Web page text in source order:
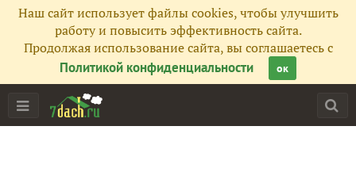
Наш сайт использует файлы cookies, чтобы улучшить
работу и повысить эффективность сайта.
Продолжая использование сайта, вы соглашаетесь с
Политикой конфиденциальности
ок